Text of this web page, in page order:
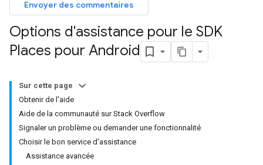
Envoyer des commentaires
Options d'assistance pour le SDK
Places pour Android
Sur cette page
Obtenir de l'aide
Aide de la communauté sur Stack Overflow
Signaler un problème ou demander une fonctionnalité
Choisir le bon service d'assistance
Assistance avancée